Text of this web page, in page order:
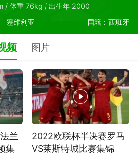
/ 体重 76kg / 出生年 2000
塞维利亚 国籍：西班牙
频 图片
兰
集
2022欧联杯半决赛罗马
VS莱斯特城比赛集锦